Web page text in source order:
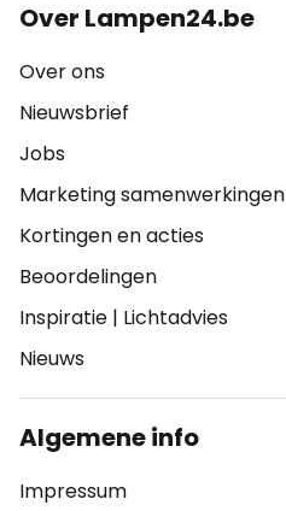
Over Lampen24.be
Over ons
Nieuwsbrief
Jobs
Marketing samenwerkingen
Kortingen en acties
Beoordelingen
Inspiratie | Lichtadvies
Nieuws
Algemene info
Impressum